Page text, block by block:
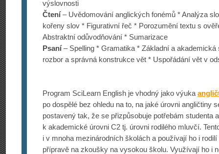
výslovnosti
Čtení– Uvědomování anglických fonémů * Analýza
kořeny slov * Figurativní řeč * Porozumění textu s
Abstraktní odůvodňování * Sumarizace
Psaní– Spelling * Gramatika * Základní a akademická
rozbor a správná konstrukce vět * Uspořádání vět v
Program SciLearn English je vhodný jako výuka
po dospělé bez ohledu na to, na jaké úrovni angličtiny
postavený tak, že se přizpůsobuje potřebám studenta
k akademické úrovni C2 tj. úrovni rodilého mluvčí.
i v mnoha mezinárodních školách a používají ho i
přípravě na zkoušky na vysokou školu. Využívají ho i